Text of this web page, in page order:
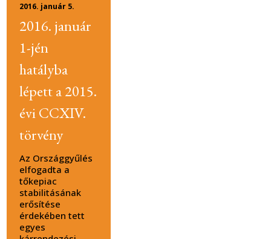
2016. január
1-jén
hatályba
lépett a 2015.
évi CCXIV.
törvény
2016. január 5.
Az Országgyűlés
elfogadta a
tőkepiac
stabilitásának
erősítése
érdekében tett
egyes